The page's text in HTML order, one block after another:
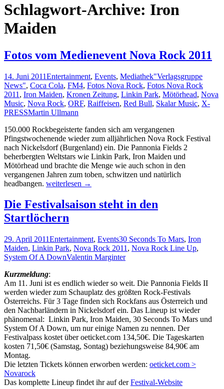
Schlagwort-Archive: Iron
Maiden
Fotos vom Medienevent Nova Rock 2011
14. Juni 2011Entertainment, Events, Mediathek"Verlagsgruppe
News", Coca Cola, FM4, Fotos Nova Rock, Fotos Nova Rock
2011 , Iron Maiden, Kronen Zeitung, Linkin Park, Mötörhead, Nova
Music, Nova Rock, ORF, Raiffeisen, Red Bull, Skalar Music, X-
PRESSMartin Ullmann
150.000 Rockbegeisterte fanden sich am vergangenen
Pfingstwochenende wieder zum alljährlichen Nova Rock Festival
nach Nickelsdorf (Burgenland) ein. Die Pannonia Fields 2
beherbergten Weltstars wie Linkin Park, Iron Maiden und
Mötörhead und brachte die Menge wie auch schon in den
vergangenen Jahren zum toben, schwitzen und natürlich
headbangen. Fotos
Medienevent
Nova
Rock
weiterlesen →
Die Festivalsaison steht in den
Startlöchern
29. April 2011Entertainment, Events30 Seconds To Mars, Iron
Maiden, Linkin Park, Nova Rock 2011 , Nova Rock Line Up,
System Of A DownValentin Marginter
Kurzmeldung:
Am 11. Juni ist es endlich wieder so weit. Die Pannonia Fields II
werden wieder zum Schauplatz des größten Rock-Festivals
Österreichs. Für 3 Tage finden sich Rockfans aus Österreich und
den Nachbarländern in Nickelsdorf ein. Das Lineup ist wieder
phänomenal: Linkin Park, Iron Maiden, 30 Seconds To Mars und
System Of A Down, um nur einige Namen zu nennen. Der
Festivalpass kostet über oeticket.com 134,50€. Die Tageskarten
kosten 71,50€ (Samstag, Sontag) beziehungsweise 84,90€ am
Montag.
Die letzten Tickets können erworben werden: oeticket.com >
Novarock
Das komplette Lineup findet ihr auf derFestival-Website